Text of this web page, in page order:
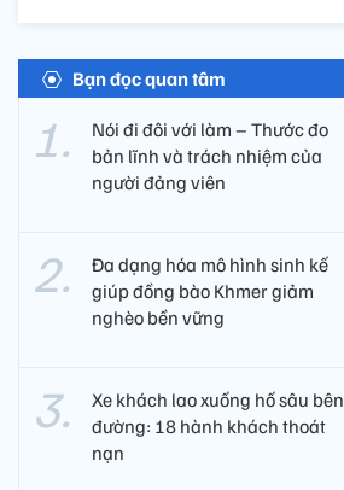
Bạn đọc quan tâm
Nói đi đôi với làm – Thước đo
bản lĩnh và trách nhiệm của
người đảng viên​
Đa dạng hóa mô hình sinh kế
giúp đồng bào Khmer giảm
nghèo bền vững
Xe khách lao xuống hố sâu bên
đường: 18 hành khách thoát
nạn